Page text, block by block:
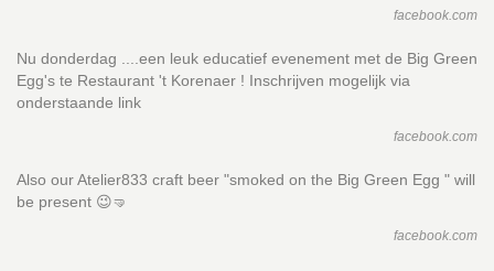
facebook.com
Nu donderdag ....een leuk educatief evenement met de Big Green
Egg's te Restaurant 't Korenaer ! Inschrijven mogelijk via
onderstaande link
facebook.com
Also our Atelier833 craft beer "smoked on the Big Green Egg " will
be present 😉🤜
facebook.com